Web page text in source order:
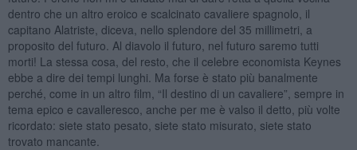
dentro che un altro eroico e scalcinato cavaliere spagnolo, il
capitano Alatriste, diceva, nello splendore del 35 millimetri, a
proposito del futuro. Al diavolo il futuro, nel futuro saremo tutti
morti! La stessa cosa, del resto, che il celebre economista Keynes
ebbe a dire dei tempi lunghi. Ma forse è stato più banalmente
perché, come in un altro film, “Il destino di un cavaliere”, sempre in
tema epico e cavalleresco, anche per me è valso il detto, più volte
ricordato: siete stato pesato, siete stato misurato, siete stato
trovato mancante.